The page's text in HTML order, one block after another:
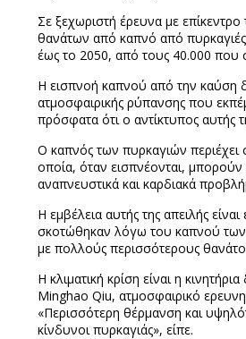
Σε ξεχωριστή έρευνα με
θανάτων από καπνό από
έως το 2050, από τους 40.000 που
Η εισπνοή καπνού από την καύση
ατμοσφαιρικής ρύπανσης που
πρόσφατα ότι ο αντίκτυπος αυτής
Ο καπνός των πυρκαγιών περιέχει
οποία, όταν εισπνέονται,
αναπνευστικά και καρδιακά
Η εμβέλεια αυτής της απειλής
σκοτώθηκαν λόγω του καπνού των
με πολλούς περισσότερους
Η κλιματική κρίση είναι η
Minghao Qiu, ατμοσφαιρικό
«Περισσότερη θέρμανση και
κίνδυνοι πυρκαγιάς», είπε.